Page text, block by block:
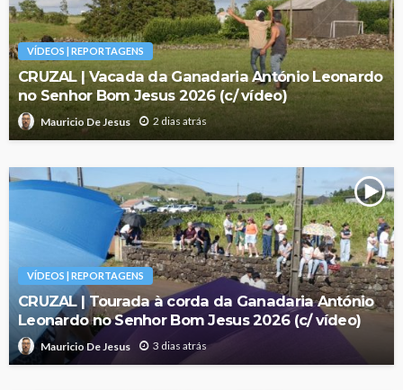
VÍDEOS | REPORTAGENS
CRUZAL | Vacada da Ganadaria António Leonardo
no Senhor Bom Jesus 2026 (c/ vídeo)
Mauricio De Jesus 2 dias atrás
VÍDEOS | REPORTAGENS
CRUZAL | Tourada à corda da Ganadaria António
Leonardo no Senhor Bom Jesus 2026 (c/ vídeo)
Mauricio De Jesus 3 dias atrás